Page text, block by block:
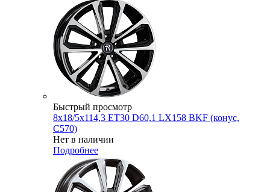
Быстрый просмотр
8x18/5x114,3 ET30 D60,1 LX158 BKF (конус,
C570)
Нет в наличии
Подробнее